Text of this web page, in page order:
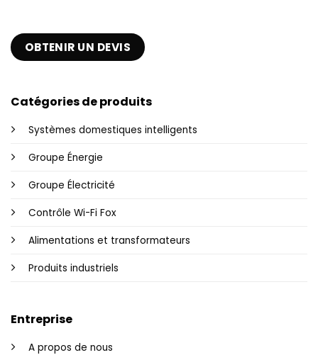
OBTENIR UN DEVIS
Catégories de produits
Systèmes domestiques intelligents
Groupe Énergie
Groupe Électricité
Contrôle Wi-Fi Fox
Alimentations et transformateurs
Produits industriels
Entreprise
A propos de nous